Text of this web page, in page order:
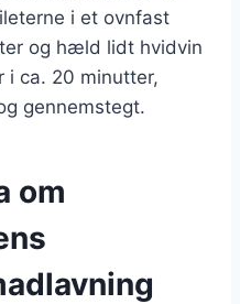
i et ovnfast
og hæld lidt hvidvin
i ca. 20 minutter,
gennemstegt.
om